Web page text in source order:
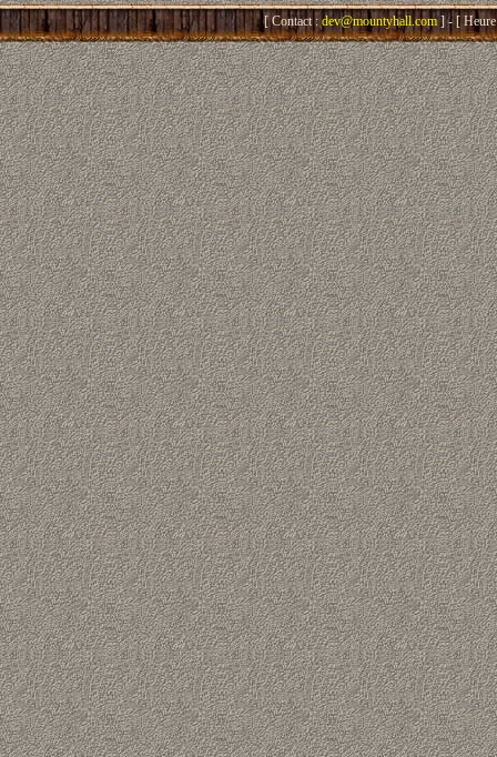
[ Contact : dev@mountyhall.com] - [ Heure